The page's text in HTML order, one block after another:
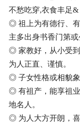
不愁吃穿,衣食丰足&
◎ 祖上为有德行、
主多出身书香门第或
◎ 家教好，从小受
为人正直、谨慎。
◎ 子女性格或相貌象
◎ 有祖产，能享祖
地名人。
◎ 为人大方开朗，